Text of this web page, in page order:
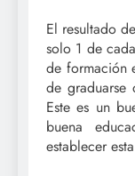
El resultado
solo 1 de
de formación
de
Este es un
buena
establecer